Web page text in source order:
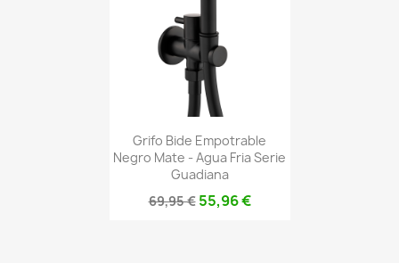
Grifo Bide Empotrable
Negro Mate - Agua Fria Serie
Guadiana
69,95 € 55,96 €